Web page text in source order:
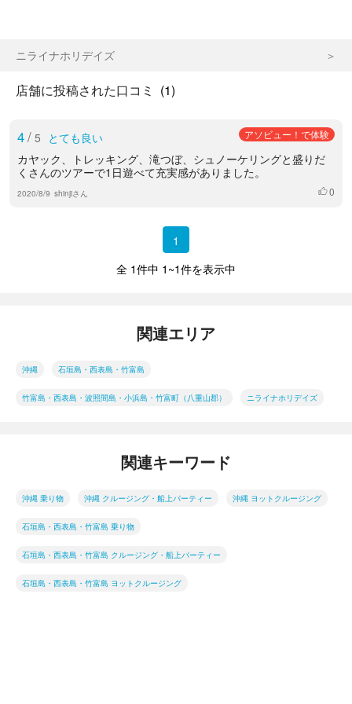
ニライナホリデイズ
店舗に投稿された口コミ (1)
4/ 5 とても良い アソビュー！で体験
カヤック、トレッキング、滝つぼ、シュノーケリングと盛りだ
くさんのツアーで1日遊べて充実感がありました。
2020/8/9 shinjiさん いいね
0
1
全 1件中 1~1件を表示中
関連エリア
沖縄 石垣島・西表島・竹富島
竹富島・西表島・波照間島・小浜島・竹富町（八重山郡） ニライナホリデイズ
関連キーワード
沖縄 乗り物 沖縄 クルージング・船上パーティー 沖縄 ヨットクルージング
石垣島・西表島・竹富島 乗り物
石垣島・西表島・竹富島 クルージング・船上パーティー
石垣島・西表島・竹富島 ヨットクルージング